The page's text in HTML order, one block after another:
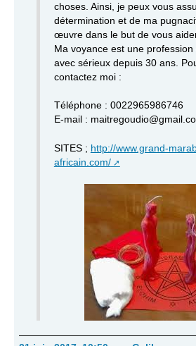
choses. Ainsi, je peux vous
détermination et de ma
œuvre dans le but de vous
Ma voyance est une profession
avec sérieux depuis 30 ans.
contactez moi :
Téléphone : 0022965986746
E-mail :
SITES ; http://www.grand-
africain.com/